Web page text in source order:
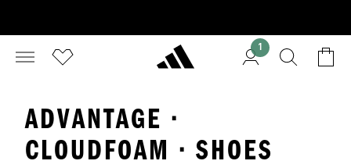
1
ADVANTAGE ·
CLOUDFOAM · SHOES